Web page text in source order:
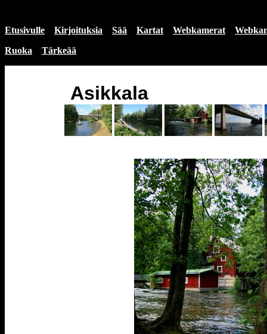
Etusivulle Kirjoituksia Sää Kartat Webkamerat
Ruoka
Tärkeää
Asikkala